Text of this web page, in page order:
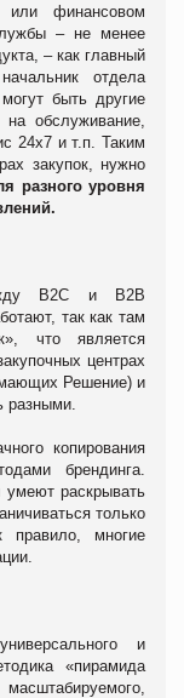
или финансовом
– не менее
– как главный
отдела
быть другие
обслуживание,
24х7 и т.п. Таким
закупок, нужно
разного уровня
В2С и В2В
так как там
что является
центрах
Решение) и
разными.
копирования
брендинга.
умеют раскрывать
только
правило, многие
и
«пирамида